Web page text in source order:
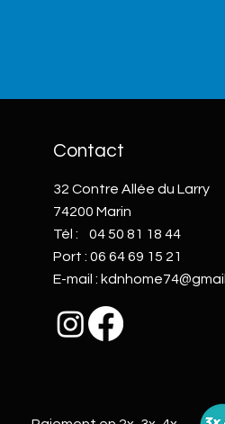
Contact
32 Contre Allée du Larry
74200 Marin
Tél : 04 50 81 18 44
Port : 06 64 69 15 21
E-mail :